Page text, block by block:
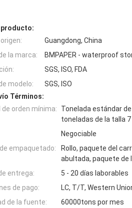
producto:
Guangdong, China
la marca:
BMPAPER - waterproof
SGS, ISO, FDA
modelo:
SGS, ISO
Términos:
de orden mínima:
Tonelada estándar
toneladas de la talla 7
Negociable
empaquetado:
Rollo, paquete del
abultada, paquete de
entrega:
5 - 20 días laborables
de pago:
LC, T/T, Western
de la fuente:
60000tons por mes